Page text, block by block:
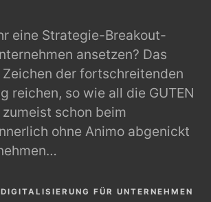
eine Strategie-Breakout-
ansetzen? Das
der fortschreitenden
reichen, so wie all die GUTEN
schon beim
ohne Animo abgenickt
FÜR UNTERNEHMEN